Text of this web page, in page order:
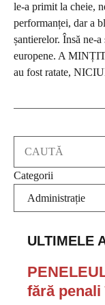
le-a primit la cheie,
performanței, dar a
șantierelor. Însă ne-
europene. A
au fost ratate,
Categorii
ULTIMELE
fără